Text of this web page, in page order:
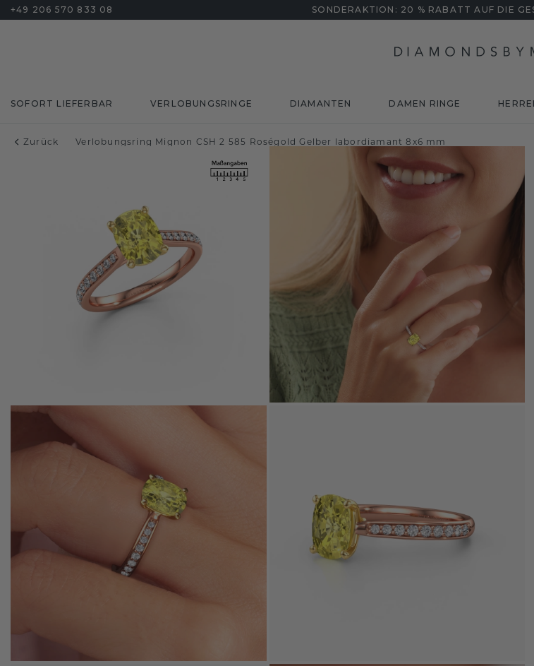
+49 206 570 833 08 SONDERAKTION: 20 % RABATT AUF DIE
SOFORT LIEFERBAR VERLOBUNGSRINGE DIAMANTEN DAMEN RINGE
Zurück Verlobungsring Mignon CSH 2 585 Roségold Gelber labordiamant 8x6 mm